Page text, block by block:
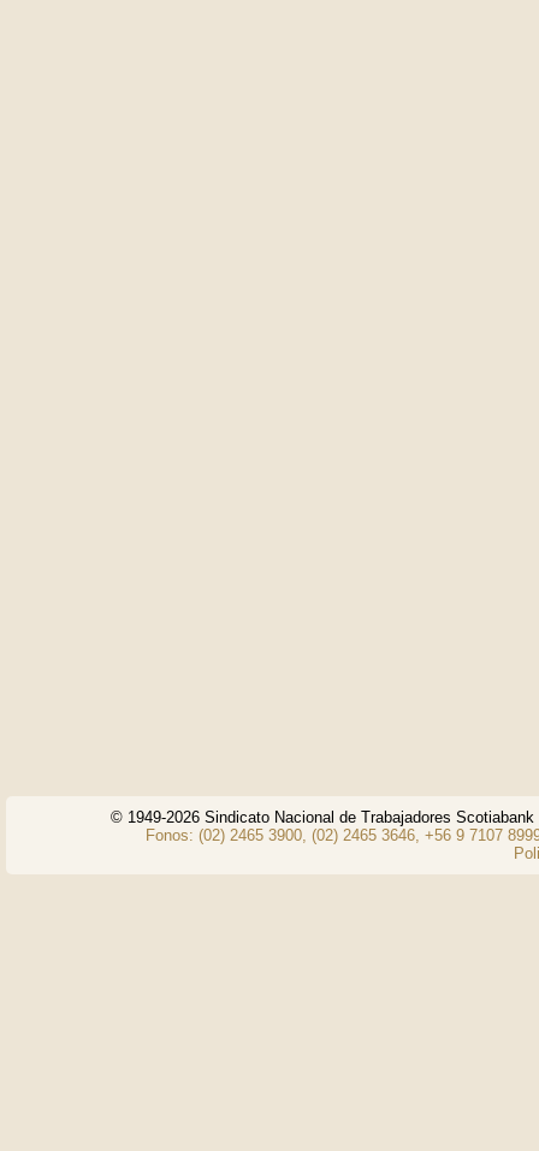
© 1949-2026 Sindicato Nacional de Trabajadores
Fonos: (02) 2465 3900, (02) 2465 3646, +56 9 7107